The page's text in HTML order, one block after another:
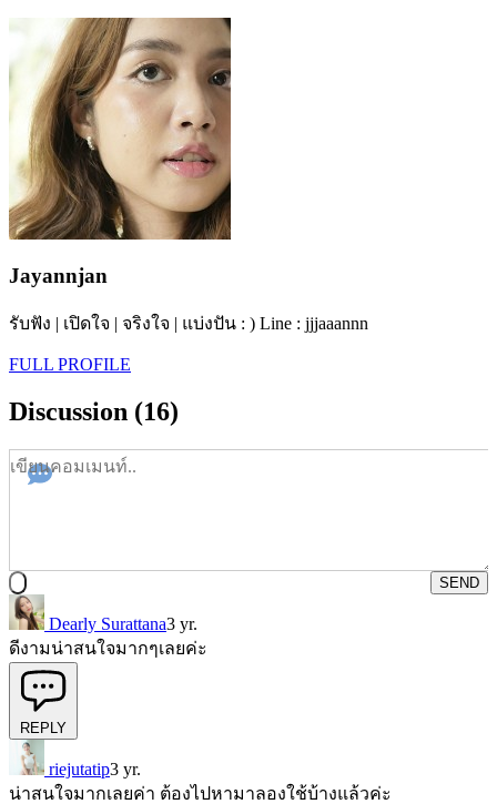
Jayannjan
รับฟัง | เปิดใจ | จริงใจ | แบ่งปัน : ) Line : jjjaaannn
FULL PROFILE
Discussion (16)
SEND
Dearly Surattana3 yr.
ดีงามน่าสนใจมากๆเลยค่ะ
REPLY
riejutatip3 yr.
น่าสนใจมากเลยค่า ต้องไปหามาลองใช้บ้างแล้วค่ะ